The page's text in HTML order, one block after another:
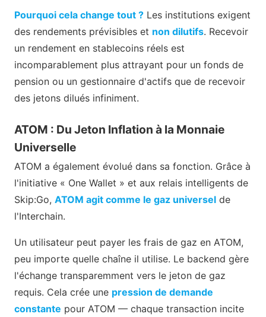
Pourquoi cela change tout ? Les institutions exigent
des rendements prévisibles et non dilutifs. Recevoir
un rendement en stablecoins réels est
incomparablement plus attrayant pour un fonds de
pension ou un gestionnaire d'actifs que de recevoir
des jetons dilués infiniment.
ATOM : Du Jeton Inflation à la Monnaie
Universelle
ATOM a également évolué dans sa fonction. Grâce à
l'initiative « One Wallet » et aux relais intelligents de
Skip:Go, ATOM agit comme le gaz universel de
l'Interchain.
Un utilisateur peut payer les frais de gaz en ATOM,
peu importe quelle chaîne il utilise. Le backend gère
l'échange transparemment vers le jeton de gaz
requis. Cela crée une pression de demande
constante pour ATOM — chaque transaction incite